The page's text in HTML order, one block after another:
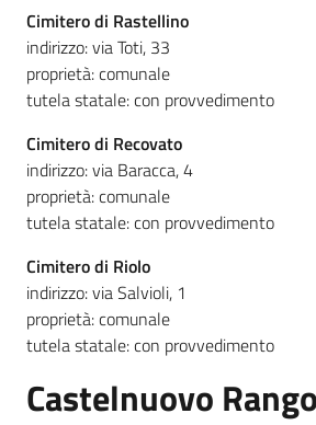
Cimitero di Rastellino
indirizzo: via Toti, 33
proprietà: comunale
tutela statale: con provvedimento
Cimitero di Recovato
indirizzo: via Baracca, 4
proprietà: comunale
tutela statale: con provvedimento
Cimitero di Riolo
indirizzo: via Salvioli, 1
proprietà: comunale
tutela statale: con provvedimento
Castelnuovo